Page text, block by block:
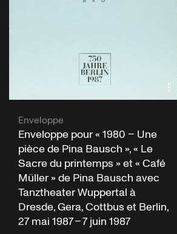
Enveloppe
Enveloppe pour « 1980 – Une
pièce de Pina Bausch », « Le
Sacre du printemps » et « Café
Müller » de Pina Bausch avec
Tanztheater Wuppertal à
Dresde, Gera, Cottbus et Berlin,
27 mai 1987 – 7 juin 1987